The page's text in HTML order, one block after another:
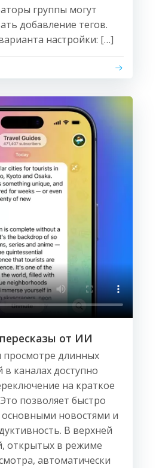
группы могут
добавление тегов.
настройки: […]
от ИИ
просмотре длинных
в каналах доступно
на краткое
позволяет быстро
основными новостями и
В верхней
открытых в режиме
автоматически